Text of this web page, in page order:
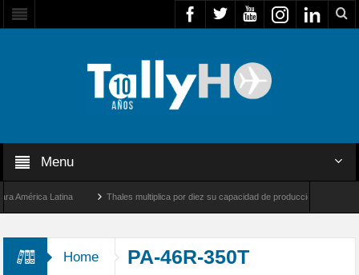
Menu
Latina Thales multiplica por diez su capacidad de producción de radares en
Home PA-46R-350T